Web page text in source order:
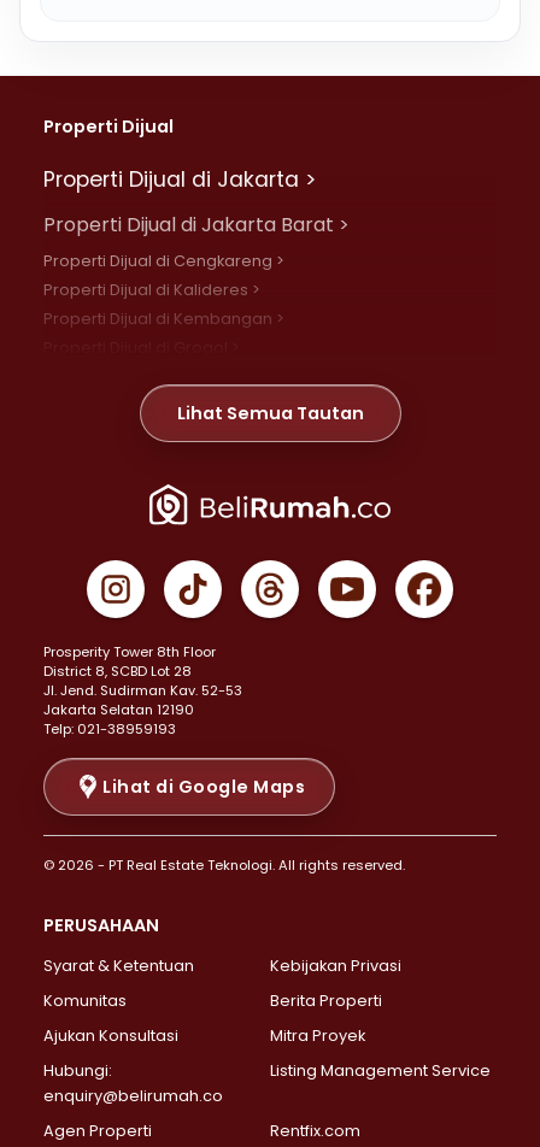
Properti Dijual
Properti Dijual di Jakarta >
Properti Dijual di Jakarta Barat >
Properti Dijual di Cengkareng >
Properti Dijual di Kalideres >
Properti Dijual di Kembangan >
Properti Dijual di Meruya >
Properti Dijual di Jelambar >
Properti Dijual di Jakarta Pusat >
Properti Dijual di Gambir >
Properti Dijual di Johar Baru >
Properti Dijual di Menteng >
Properti Dijual di Senen >
Properti Dijual di Tanah Abang >
Properti Dijual di Cikini >
Properti Dijual di Kramat >
Properti Dijual di Pasar Baru >
Properti Dijual di Bendungan Hilir >
Properti Dijual di Jakarta Selatan >
Properti Dijual di Lebak Bulus >
Properti Dijual di Gandaria Selatan >
Properti Dijual di Pondok Labu >
Properti Dijual di Lenteng Agung >
Properti Dijual di Senayan >
Properti Dijual di Pondok Pinang >
Lihat Semua Tautan
Prosperity Tower 8th Floor
District 8, SCBD Lot 28
JI. Jend. Sudirman Kav. 52-53
Jakarta Selatan 12190
Telp: 021-38959193
Lihat di Google Maps
© 2026 - PT Real Estate Teknologi. All rights reserved.
PERUSAHAAN
Syarat & Ketentuan
Kebijakan Privasi
Komunitas
Berita Properti
Ajukan Konsultasi
Mitra Proyek
Hubungi:
enquiry@belirumah.co
Listing Management Service
Agen Properti Rentfix.com